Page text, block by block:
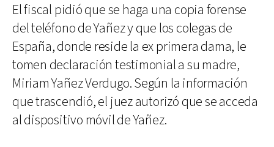
El fiscal pidió que se haga una copia forense
del teléfono de Yañez y que los colegas de
España, donde reside la ex primera dama, le
tomen declaración testimonial a su madre,
Miriam Yañez Verdugo. Según la información
que trascendió, el juez autorizó que se acceda
al dispositivo móvil de Yañez.